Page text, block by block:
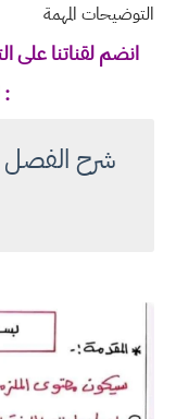
التوضيحات المهمة
انضم لقناتنا على
:
شرح الفصل